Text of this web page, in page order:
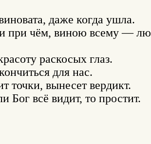
раскосых глаз.
для нас.
точки, вынесет вердикт.
всё видит, то простит.